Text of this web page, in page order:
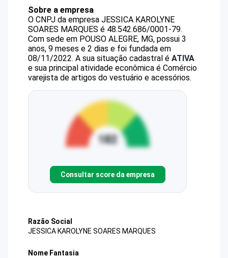
Sobre a empresa
O CNPJ da empresa JESSICA KAROLYNE
SOARES MARQUES é 48.542.686/0001-79.
Com sede em POUSO ALEGRE, MG, possui 3
anos, 9 meses e 2 dias e foi fundada em
08/11/2022. A sua situação cadastral é ATIVA
e sua principal atividade econômica é Comércio
varejista de artigos do vestuário e acessórios.
Consultar score da empresa
Razão Social
JESSICA KAROLYNE SOARES MARQUES
Nome Fantasia